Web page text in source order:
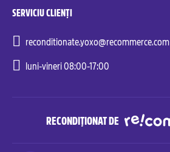
SERVICIU CLIENȚI
reconditionate.yoxo@recommerce.com
luni-vineri 08:00-17:00
RECONDIȚIONAT DE